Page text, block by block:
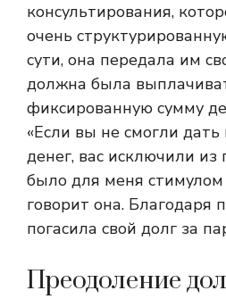
консультирования,
очень
сути, она передала им
должна была
фиксированную сумму
«Если вы не смогли
денег, вас исключили
было для меня
говорит она. Благодаря
погасила свой долг за
Преодоление